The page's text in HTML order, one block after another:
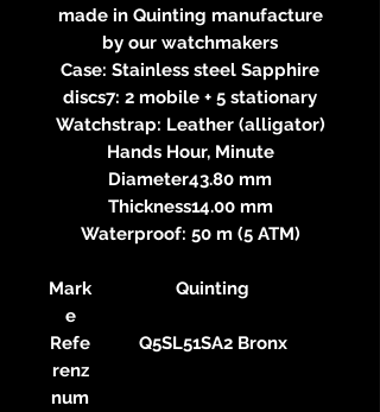
made in Quinting manufacture
by our watchmakers
Case: Stainless steel Sapphire
discs7: 2 mobile + 5 stationary
Watchstrap: Leather (alligator)
Hands Hour, Minute
Diameter43.80 mm
Thickness14.00 mm
Waterproof: 50 m (5 ATM)
Mark
e
Quinting
Refe
renz
num
Q5SL51SA2 Bronx